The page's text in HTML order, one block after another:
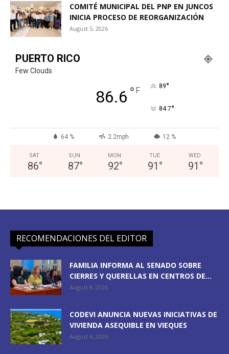
COMITÉ MUNICIPAL DEL PNP EN JUNCOS
INICIA PROCESO DE REORGANIZACIÓN
August 5, 2026
PUERTO RICO
Few Clouds
86.6 ° F 89°
84.7°
64 % 2.2mph 12 %
SAT
86°
SUN
87°
MON
92°
TUE
91 °
WED
91 °
RECOMENDACIONES DEL EDITOR
FAMILIA INFORMA AL SENADO SOBRE
CIERRES Y QUERELLAS EN CENTROS DE...
August 8, 2026
CODEVI ANUNCIA NUEVAS INICIATIVAS DE
VIVIENDA ASEQUIBLE EN VIEQUES
August 6, 2026